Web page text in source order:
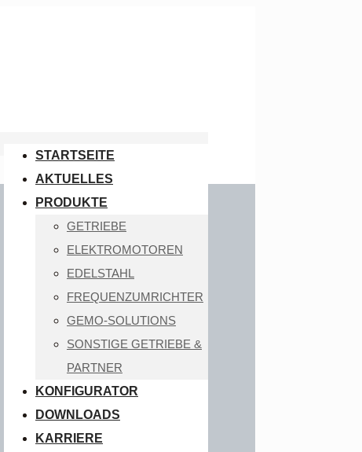
STARTSEITE
AKTUELLES
PRODUKTE
GETRIEBE
ELEKTROMOTOREN
EDELSTAHL
FREQUENZUMRICHTER
GEMO-SOLUTIONS
SONSTIGE GETRIEBE &
PARTNER
KONFIGURATOR
DOWNLOADS
KARRIERE